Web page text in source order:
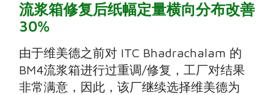
流浆箱修复后纸幅定量横向分布改善
30%
由于维美德之前对 ITC Bhadrachalam 的
BM4流浆箱进行过重调/修复，工厂对结果
非常满意，因此，该厂继续选择维美德为